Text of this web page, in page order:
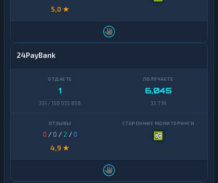
5,0 ★
24PayBank
1
331 / 158 055 858
6,045
33,7 M
0 / 0 / 2 /0
4,9 ★